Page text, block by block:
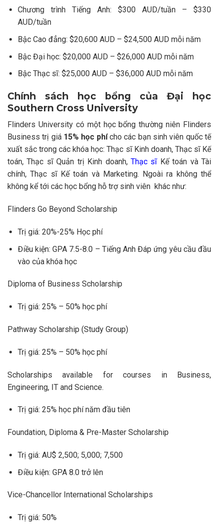
Chương trình Tiếng Anh: $300 AUD/tuần – $330
AUD/tuần
Bậc Cao đẳng: $20,600 AUD – $24,500 AUD mỗi năm
Bậc Đại học: $20,000 AUD – $26,000 AUD mỗi năm
Bậc Thạc sĩ: $25,000 AUD – $36,000 AUD mỗi năm
Chính sách học bổng của Đại học
Southern Cross University
Flinders University có một học bổng thường niên Flinders
Business trị giá 15% học phícho các bạn sinh viên quốc tế
xuất sắc trong các khóa học: Thạc sĩ Kinh doanh, Thạc sĩ Kế
toán, Thạc sĩ Quản trị Kinh doanh, Thạc sĩ Kế toán và Tài
chính, Thạc sĩ Kế toán và Marketing. Ngoài ra không thể
không kể tới các học bổng hỗ trợ sinh viên khác như:
Flinders Go Beyond Scholarship
Trị giá: 20%-25% Học phí
Điều kiện: GPA 7.5-8.0 – Tiếng Anh Đáp ứng yêu cầu đầu
vào của khóa học
Diploma of Business Scholarship
Trị giá: 25% – 50% học phí
Pathway Scholarship (Study Group)
Trị giá: 25% – 50% học phí
Scholarships available for courses in Business,
Engineering, IT and Science.
Trị giá: 25% học phí năm đầu tiên
Foundation, Diploma & Pre-Master Scholarship
Trị giá: AU$ 2,500; 5,000; 7,500
Điều kiện: GPA 8.0 trở lên
Vice-Chancellor International Scholarships
Trị giá: 50%